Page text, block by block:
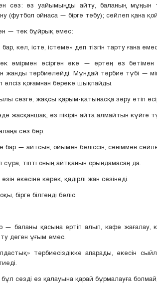
сөз: өз уайымыңды айту, баланың мұңын
(футбол ойнаса — бірге тебу); сөйлеп қана
— тек бұйрық емес:
кел, істе, істеме» деп тізгін тарту ғана
әмірмен өсірген әке — ертең өз
жанды тәрбиелейді. Мұндай тәрбие түбі —
әлсіз қоғамнан береке шықпайды.
сөзге, жақсы қарым-қатынасқа зәру етіп
жасқаншақ, өз пікірін айта алмайтын күйге
сөз бер.
бар — айтсын, ойымен бөліссін, сеніммен
тіпті оның айтқанын орындамасаң да.
әкесіне керек, қадірлі жан сезінеді.
бірге білгенді бөліс.
— баланы қасына ертіп алып, кафе жағалау,
деген ұғым емес.
тәрбиесіздікке апарады, әкесін
сөзді өз қалауына қарай бұрмалауға